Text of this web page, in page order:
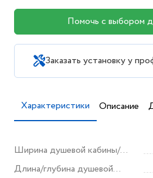
Помочь с выбором
Заказать установку у
Характеристики Описание
Ширина душевой кабины/
ограждения (мм)
Длина/глубина душевой